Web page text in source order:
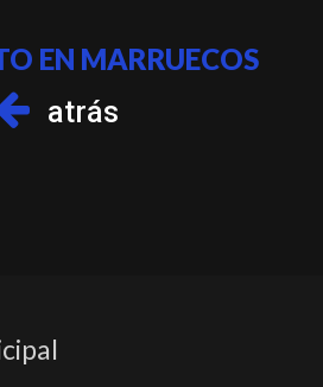
EN MARRUECOS
atrás